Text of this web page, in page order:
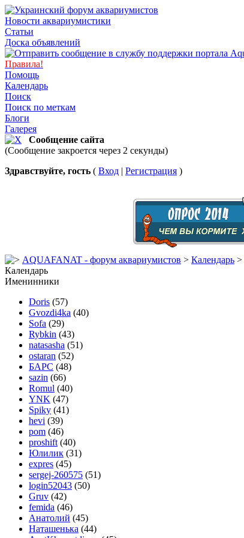
Новости аквариумистики
Статьи
Доска объявлений
Правила!
Помощь
Календарь
Поиск
Поиск по меткам
Блоги
Галерея
Сообщение сайта
(Сообщение закроется через 2 секунды)
Здравствуйте, гость ( Вход | Регистрация )
AQUAFANAT - форум аквариумистов > Календарь >
Календарь
Именинники
Doris (57)
Gvozdi4ka (40)
Sofa (29)
Rybkin (43)
natasasha (51)
ostaran (52)
БАРС (48)
sazin (66)
Romul (40)
YNK (47)
Spiky (41)
hevi (39)
pom (46)
proshift (40)
Юлилик (31)
expres (45)
sergej-260575 (51)
login52043 (50)
Gruv (42)
femida (46)
Анатoлий (45)
Наташенька (44)